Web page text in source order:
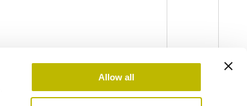
Allow all